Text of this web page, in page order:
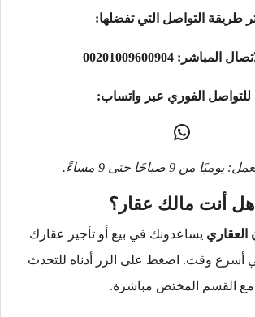
طريقة التواصل التي تفضلها:
المباشر: 00201009600904
للتواصل الفوري عبر واتساب:
من 9 صباحًا حتى 9 مساءً.
هل أنت مالك عقار؟
العقاري يساعدونك في بيع أو تأجير عقارك
أسرع وقت. اضغط على الزر أدناه للتحدث
مع القسم المختص مباشرة.